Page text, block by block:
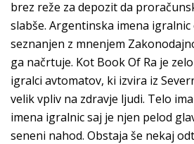
brez reže za depozit da
slabše. Argentinska imena
seznanjen z mnenjem
ga načrtuje. Kot Book Of Ra je
igralci avtomatov, ki izvira iz
velik vpliv na zdravje ljudi. Telo
imena igralnic saj je njen pelod
seneni nahod. Obstaja še nekaj